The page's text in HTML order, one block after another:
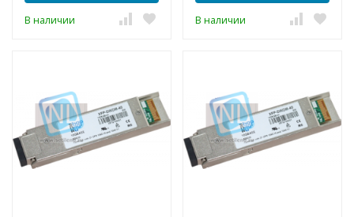
В наличии В наличии